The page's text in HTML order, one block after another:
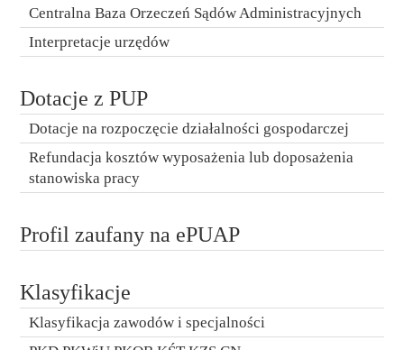
Centralna Baza Orzeczeń Sądów Administracyjnych
Interpretacje urzędów
Dotacje z PUP
Dotacje na rozpoczęcie działalności gospodarczej
Refundacja kosztów wyposażenia lub doposażenia
stanowiska pracy
Profil zaufany na ePUAP
Klasyfikacje
Klasyfikacja zawodów i specjalności